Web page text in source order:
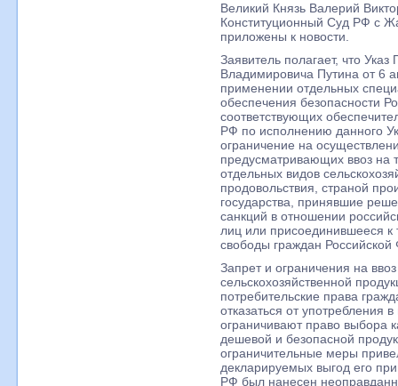
Великий Князь Валерий
Конституционный Суд РФ с
приложены к новости.
Заявитель полагает, что
Владимировича Путина от 6
применении отдельных
обеспечения безопасности
соответствующих
РФ по исполнению данного
ограничение на
предусматривающих ввоз на
отдельных видов
продовольствия, страной
государства, принявшие
санкций в отношении
лиц или присоединившееся
свободы граждан
Запрет и ограничения на
сельскохозяйственной
потребительские права
отказаться от употребления
ограничивают право выбора
дешевой и безопасной
ограничительные меры
декларируемых выгод его
РФ был нанесен